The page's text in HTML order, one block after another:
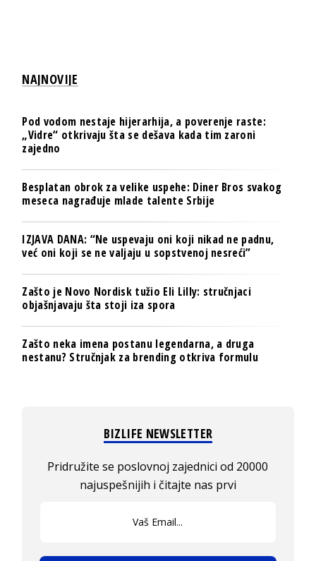
NAJNOVIJE
Pod vodom nestaje hijerarhija, a poverenje raste:
„Vidre“ otkrivaju šta se dešava kada tim zaroni
zajedno
Besplatan obrok za velike uspehe: Diner Bros svakog
meseca nagrađuje mlade talente Srbije
IZJAVA DANA: “Ne uspevaju oni koji nikad ne padnu,
već oni koji se ne valjaju u sopstvenoj nesreći”
Zašto je Novo Nordisk tužio Eli Lilly: stručnjaci
objašnjavaju šta stoji iza spora
Zašto neka imena postanu legendarna, a druga
nestanu? Stručnjak za brending otkriva formulu
BIZLIFE NEWSLETTER
Pridružite se poslovnoj zajednici od 20000
najuspešnijih i čitajte nas prvi